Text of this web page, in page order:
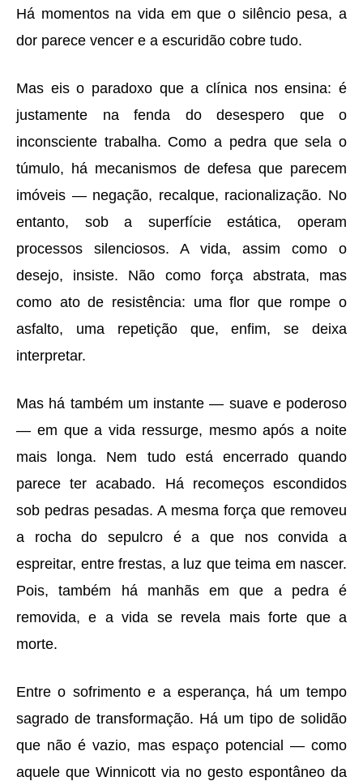
Há momentos na vida em que o silêncio pesa, a
dor parece vencer e a escuridão cobre tudo.
Mas eis o paradoxo que a clínica nos ensina: é
justamente na fenda do desespero que o
inconsciente trabalha. Como a pedra que sela o
túmulo, há mecanismos de defesa que parecem
imóveis — negação, recalque, racionalização. No
entanto, sob a superfície estática, operam
processos silenciosos. A vida, assim como o
desejo, insiste. Não como força abstrata, mas
como ato de resistência: uma flor que rompe o
asfalto, uma repetição que, enfim, se deixa
interpretar.
Mas há também um instante— suave e poderoso
— em que a vida ressurge, mesmo após a noite
mais longa. Nem tudo está encerrado quando
parece ter acabado. Há recomeços escondidos
sob pedras pesadas. A mesma força que removeu
a rocha do sepulcro éa que nos convida a
espreitar, entre frestas, a luz que teima em nascer.
Pois, também há manhãs em que a pedra é
removida, e a vida se revela mais forte que a
morte.
Entre o sofrimento e a esperança, há um tempo
sagrado de transformação. Há um tipo de solidão
que nãoévazio, mas espaço potencial — como
aquele que Winnicott via no gesto espontâneo da